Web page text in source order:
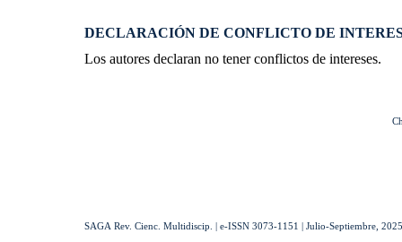
DECLARACIÓN DE CONFLICTO DE
Los autores declaran no tener conflictos de intereses.
SAGA Rev. Cienc. Multidiscip. | e-ISSN 3073-1151 | Julio-Septiembre,